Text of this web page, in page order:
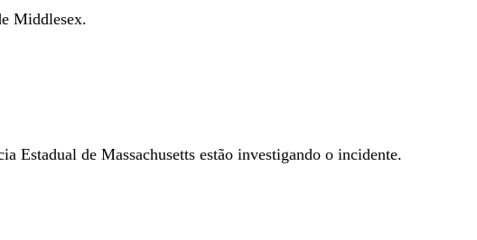
Middlesex.
Estadual de Massachusetts estão investigando o incidente.